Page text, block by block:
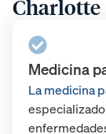
Charlotte
Medicina
La medicina